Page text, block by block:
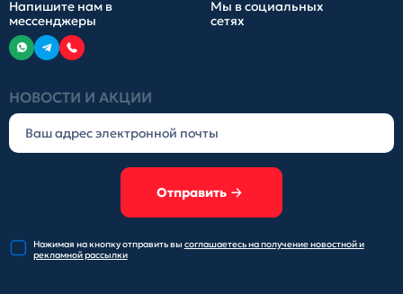
НОВОСТИ И АКЦИИ
Отправить
Нажимая на кнопку отправитьвы соглашаетесь на получениеновостной и
рекламной рассылки
Напишите нам в
мессенджеры
Мы в социальных
сетях